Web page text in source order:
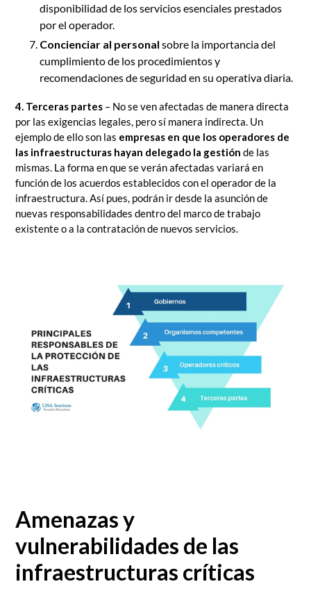
disponibilidad de los servicios esenciales prestados
por el operador.
Concienciar al personal sobre la importancia del
cumplimiento de los procedimientos y
recomendaciones de seguridad en su operativa diaria.
4. Terceras partes – No se ven afectadas de manera directa
por las exigencias legales, pero sí manera indirecta. Un
ejemplo de ello son las empresas en que los operadores de
las infraestructuras hayan delegado la gestión de las
mismas. La forma en que se verán afectadas variará en
función de los acuerdos establecidos con el operador de la
infraestructura. Así pues, podrán ir desde la asunción de
nuevas responsabilidades dentro del marco de trabajo
existente o a la contratación de nuevos servicios.
Amenazas y
vulnerabilidades de las
infraestructuras críticas